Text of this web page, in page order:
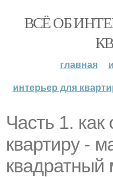
ВСЁ ОБ
главная
интерьер для
Часть 1.
квартиру -